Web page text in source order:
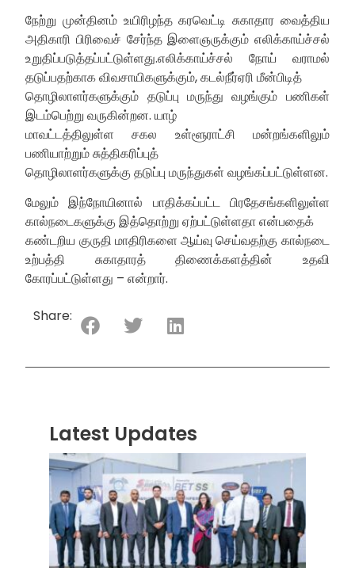
நேற்று முன்தினம் உயிரிழந்த கரவெட்டி சுகாதார வைத்திய
அதிகாரி பிரிவைச் சேர்ந்த இளைஞருக்கும் எலிக்காய்ச்சல்
உறுதிப்படுத்தப்பட்டுள்ளது.எலிக்காய்ச்சல் நோய் வராமல்
தடுப்பதற்காக விவசாயிகளுக்கும், கடல்நீர்ஏரி மீன்பிடித்
தொழிலாளர்களுக்கும் தடுப்பு மருந்து வழங்கும் பணிகள்
இடம்பெற்று வருகின்றன. யாழ்
மாவட்டத்திலுள்ள சகல உள்ளூராட்சி மன்றங்களிலும்
பணியாற்றும் சுத்திகரிப்புத்
தொழிலாளர்களுக்கு தடுப்பு மருந்துகள் வழங்கப்பட்டுள்ளன.
மேலும் இந்நோயினால் பாதிக்கப்பட்ட பிரதேசங்களிலுள்ள
கால்நடைகளுக்கு இத்தொற்று ஏற்பட்டுள்ளதா என்பதைக்
கண்டறிய குருதி மாதிரிகளை ஆய்வு செய்வதற்கு கால்நடை
உற்பத்தி சுகாதாரத் திணைக்களத்தின் உதவி
கோரப்பட்டுள்ளது – என்றார்.
Share:
Latest Updates